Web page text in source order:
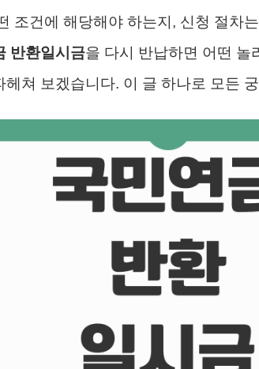
조건에 해당해야 하는지, 신청 절차
반환일시금을 다시 반납하면 어떤 놀
헤쳐 보겠습니다. 이 글 하나로 모든